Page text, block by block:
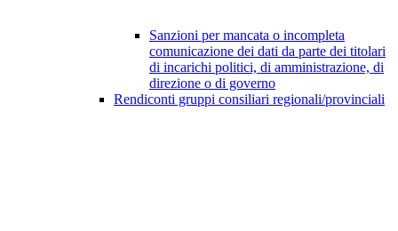
Sanzioni per mancata o incompleta
comunicazione dei dati da parte dei titolari
di incarichi politici, di amministrazione, di
direzione o di governo
Rendiconti gruppi consiliari regionali/provinciali